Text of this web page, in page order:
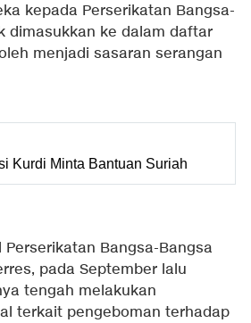
kepada Perserikatan Bangsa-
dimasukkan ke dalam daftar
menjadi sasaran serangan
Kurdi Minta Bantuan Suriah
Bangsa-Bangsa
pada September lalu
tengah melakukan
terkait pengeboman terhadap